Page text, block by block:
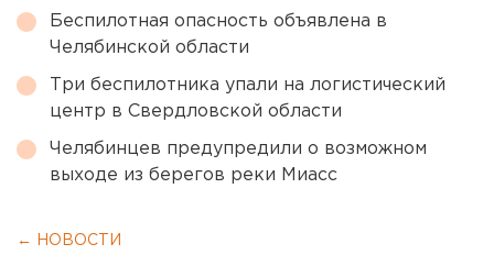
Беспилотная опасность объявлена в
Челябинской области
Три беспилотника упали на логистический
центр в Свердловской области
Челябинцев предупредили о возможном
выходе из берегов реки Миасс
← НОВОСТИ